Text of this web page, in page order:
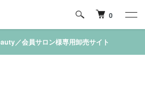
0
／会員サロン様専用卸売サイト